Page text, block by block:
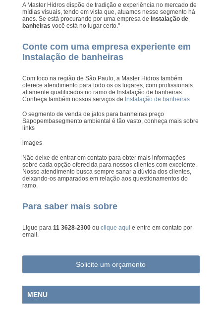
A Master Hidros dispõe de tradição e experiência no mercado de
mídias visuais, tendo em vista que, atuamos nesse segmento há
anos. Se está procurando por uma empresa de Instalação de
banheiras você está no lugar certo."
Conte com uma empresa experiente em
Instalação de banheiras
Com foco na região de São Paulo, a Master Hidros também
oferece atendimento para todo os os lugares, com profissionais
altamente qualificados no ramo de Instalação de banheiras.
Conheça também nossos serviços de Instalação de banheiras
O segmento de venda de jatos para banheiras preço
Sapopembasegmento ambiental é tão vasto, conheça mais sobre
links
images
Não deixe de entrar em contato para obter mais informações
sobre cada opção oferecida para nossos clientes com excelente.
Nosso atendimento busca sempre sanar a dúvida dos clientes,
deixando-os amparados em relação aos questionamentos do
ramo.
Para saber mais sobre
Ligue para 11 3628-2300ou clique aqui e entre em contato por
email.
Solicite um orçamento
MENU